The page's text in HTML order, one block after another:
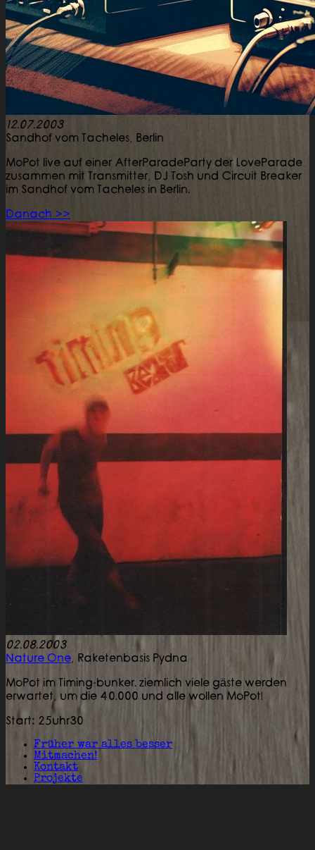
12.07.2003
Sandhof vom Tacheles, Berlin
MoPot live auf einer AfterParadeParty der LoveParade
zusammen mit Transmitter, DJ Tosh und Circuit Breaker
im Sandhof vom Tacheles in Berlin.
Danach >>
02.08.2003
Nature One, Raketenbasis Pydna
MoPot im Timing-bunker. ziemlich viele gäste werden
erwartet, um die 40.000 und alle wollen MoPot!
Start: 25uhr30
Früher war alles besser
Mitmachen!
Kontakt
Projekte